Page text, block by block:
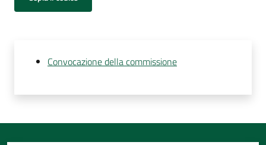
Convocazione della commissione